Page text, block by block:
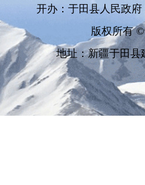
开办：于田县人民政
版权所有
地址：新疆于田县